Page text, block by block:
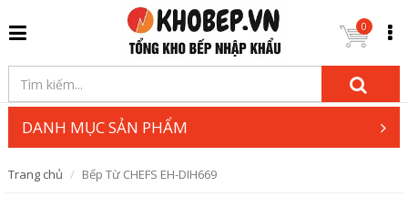
0
DANH MỤC SẢN PHẨM
Trang chủ Bếp Từ CHEFS EH-DIH669